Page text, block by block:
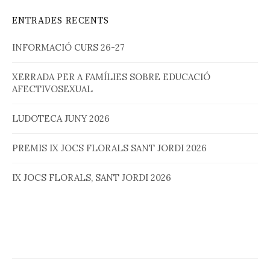
ENTRADES RECENTS
INFORMACIÓ CURS 26-27
XERRADA PER A FAMÍLIES SOBRE EDUCACIÓ
AFECTIVOSEXUAL
LUDOTECA JUNY 2026
PREMIS IX JOCS FLORALS SANT JORDI 2026
IX JOCS FLORALS, SANT JORDI 2026